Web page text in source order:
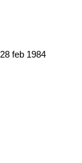
28 feb 1984